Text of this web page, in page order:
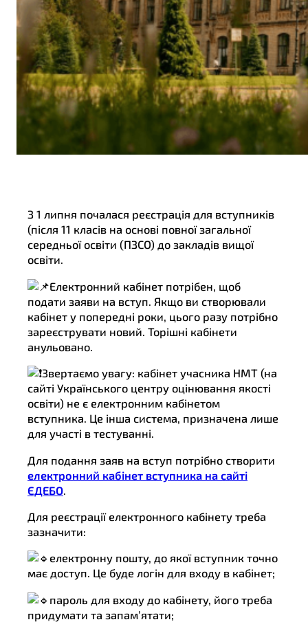
З 1 липня почалася реєстрація для вступників
(після 11 класів на основі повної загальної
середньої освіти (ПЗСО) до закладів вищої
освіти.
Електронний кабінет потрібен, щоб
подати заяви на вступ. Якщо ви створювали
кабінет у попередні роки, цього разу потрібно
зареєструвати новий. Торішні кабінети
анульовано.
Звертаємо увагу: кабінет учасника НМТ (на
сайті Українського центру оцінювання якості
освіти) не є електронним кабінетом
вступника. Це інша система, призначена лише
для участі в тестуванні.
Для подання заяв на вступ потрібно створити
електронний кабінет вступника на сайті
ЄДЕБО
Для реєстрації електронного кабінету треба
зазначити:
електронну пошту, до якої вступник точно
має доступ. Це буде логін для входу в кабінет;
пароль для входу до кабінету, його треба
придумати та запам’ятати;